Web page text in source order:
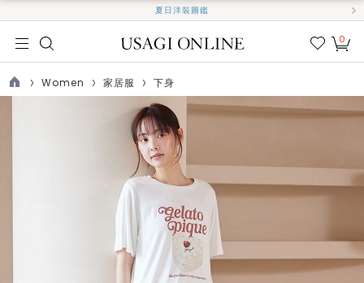
夏日洋裝圖鑑
我的
0
TOP
Women 家居服 下身